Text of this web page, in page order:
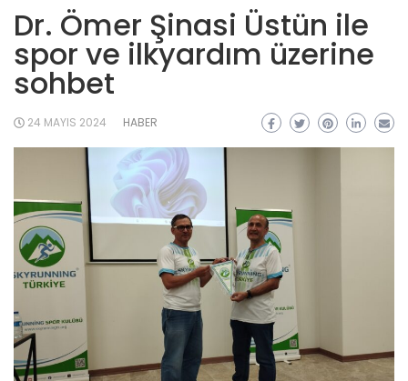
Dr. Ömer Şinasi Üstün ile
spor ve ilkyardım üzerine
sohbet
24 MAYIS 2024 HABER